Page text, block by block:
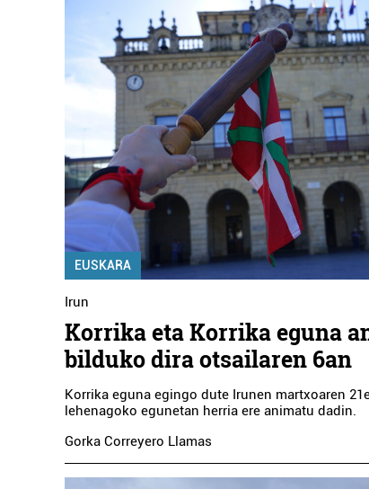
EUSKARA
Irun
Korrika eta Korrika eguna
bilduko dira otsailaren 6an
Korrika eguna egingo dute Irunen martxoaren
lehenagoko egunetan herria ere animatu dadin.
Gorka Correyero Llamas